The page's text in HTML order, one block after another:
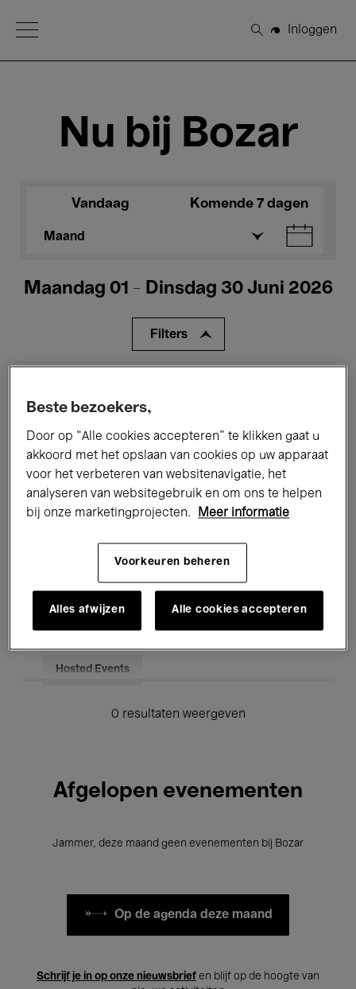
Open Menu
Zoeken
Inloggen
Nu bij Bozar
Vandaag Komende 7 dagen
Maand
Maandag 01 - Dinsdag 30 Juni 2026
Filters
Performances Lezingen & Debatten
Jazz Klassieke Muziek Global Music
Onderwijs Rondleidingen
Hosted Events
0 resultaten weergeven
Afgelopen evenementen
Jammer, deze maand geen evenementen bij Bozar
Op de agenda deze maand
Schrijf je in op onze nieuwsbrief en blijf op de hoogte van
Beste bezoekers,
Door op “Alle cookies accepteren” te klikken gaat u
akkoord met het opslaan van cookies op uw apparaat
voor het verbeteren van websitenavigatie, het
analyseren van websitegebruik en om ons te helpen
bij onze marketingprojecten.
Meer informatie
Voorkeuren beheren
Alles afwijzen Alle cookies accepteren